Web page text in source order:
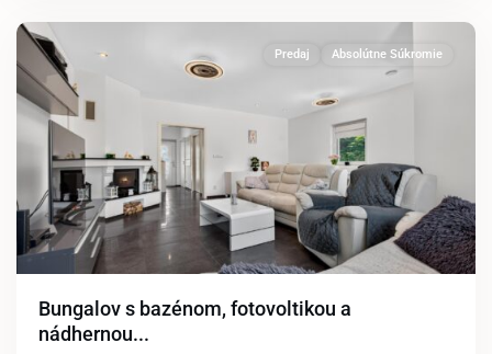
Predaj Absolútne Súkromie
Bungalov s bazénom, fotovoltikou a
nádhernou...